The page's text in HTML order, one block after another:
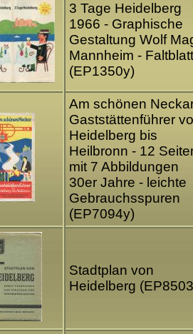
3 Tage Heidelberg
1966 - Graphische
Gestaltung Wolf
Mannheim - Faltblatt
(EP1350y)
Am schönen
Gaststättenführer
Heidelberg bis
Heilbronn - 12
mit 7 Abbildungen
30er Jahre - leichte
Gebrauchsspuren
(EP7094y)
Stadtplan von
Heidelberg